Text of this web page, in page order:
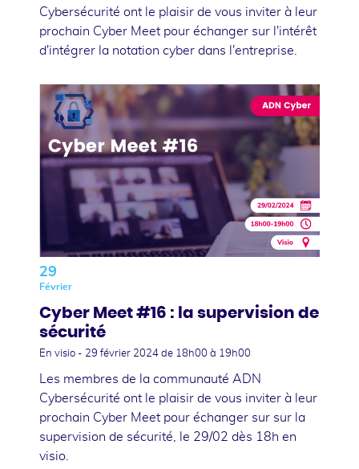
Cybersécurité ont le plaisir de vous inviter à leur
prochain Cyber Meet pour échanger sur l'intérêt
d'intégrer la notation cyber dans l'entreprise.
29
Février
Cyber Meet #16 : la supervision de
sécurité
En visio - 29 février 2024 de 18h00 à 19h00
Les membres de la communauté ADN
Cybersécurité ont le plaisir de vous inviter à leur
prochain Cyber Meet pour échanger sur sur la
supervision de sécurité, le 29/02 dès 18h en
visio.